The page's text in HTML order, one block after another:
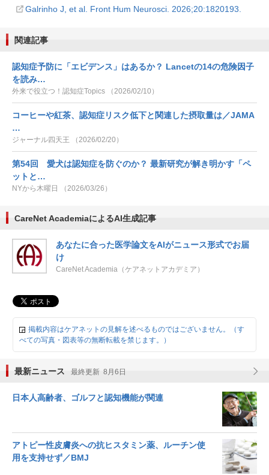
Galrinho J, et al. Front Hum Neurosci. 2026;20:1820193.
関連記事
認知症予防に「エビデンス」はあるか？ Lancetの14の危険因子
を読み…
外来で役立つ！認知症Topics （2026/02/10）
コーヒーや紅茶、認知症リスク低下と関連した摂取量は／JAMA
…
ジャーナル四天王 （2026/02/20）
第54回 愛犬は認知症を防ぐのか？ 最新研究が解き明かす「ペ
ットと…
NYから木曜日 （2026/03/26）
CareNet AcademiaによるAI生成記事
あなたに合った医学論文をAIがニュース形式でお届
け
CareNet Academia（ケアネットアカデミア）
掲載内容はケアネットの見解を述べるものではございません。（す
べての写真・図表等の無断転載を禁じます。）
最新ニュース 最終更新 8月6日
日本人高齢者、ゴルフと認知機能が関連
アトピー性皮膚炎への抗ヒスタミン薬、ルーチン使
用を支持せず／BMJ